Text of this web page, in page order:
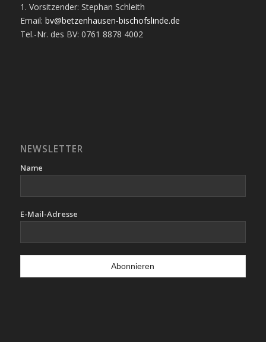
1. Vorsitzender: Stephan Schleith
Email: bv@betzenhausen-bischofslinde.de
Tel.-Nr. des BV: 0761 8878 4002
NEWSLETTER
Name
E-Mail-Adresse